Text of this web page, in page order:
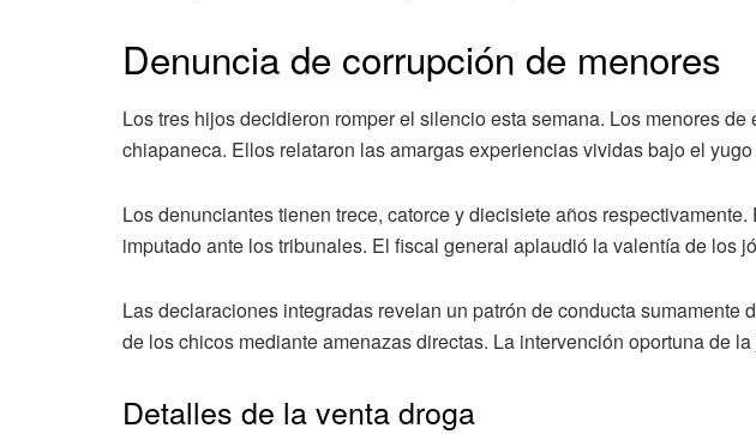
Denuncia de corrupción de menores
Los tres hijos decidieron romper el silencio esta semana. Los menores
chiapaneca. Ellos relataron las amargas experiencias vividas bajo el
Los denunciantes tienen trece, catorce y diecisiete años
imputado ante los tribunales. El fiscal general aplaudió la valentía de los
Las declaraciones integradas revelan un patrón de conducta sumamente
de los chicos mediante amenazas directas. La intervención oportuna de
Detalles de la venta droga